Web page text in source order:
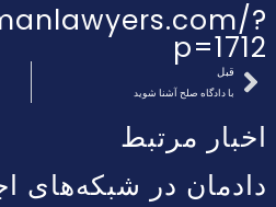
?
p=1712
قبل
با دادگاه صلح آشنا شوید
اخبار مرتبط
دادمان در شبکه‌های